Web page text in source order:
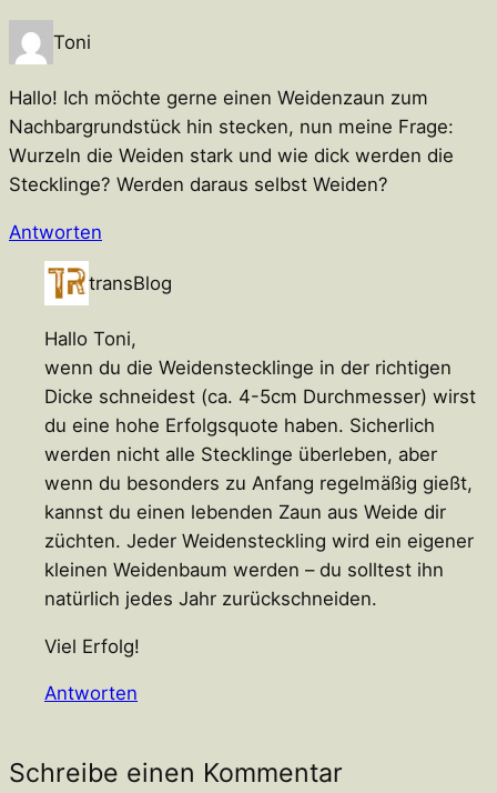
Toni
Hallo! Ich möchte gerne einen Weidenzaun zum
Nachbargrundstück hin stecken, nun meine Frage:
Wurzeln die Weiden stark und wie dick werden die
Stecklinge? Werden daraus selbst Weiden?
Antworten
transBlog
Hallo Toni,
wenn du die Weidenstecklinge in der richtigen
Dicke schneidest (ca. 4-5cm Durchmesser) wirst
du eine hohe Erfolgsquote haben. Sicherlich
werden nicht alle Stecklinge überleben, aber
wenn du besonders zu Anfang regelmäßig gießt,
kannst du einen lebenden Zaun aus Weide dir
züchten. Jeder Weidensteckling wird ein eigener
kleinen Weidenbaum werden – du solltest ihn
natürlich jedes Jahr zurückschneiden.
Viel Erfolg!
Antworten
Schreibe einen Kommentar